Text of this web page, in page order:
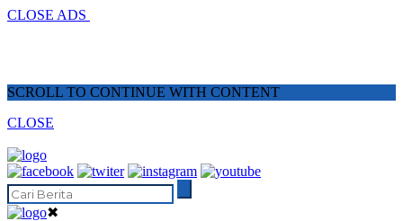
CLOSE ADS
SCROLL TO CONTINUE WITH CONTENT
CLOSE
✖